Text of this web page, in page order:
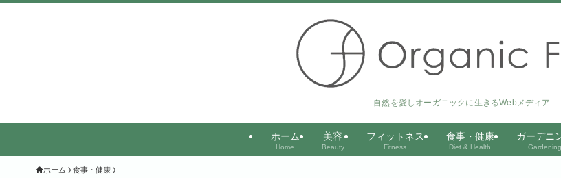
自然を愛しオーガニックに生きるWebメディア
ホーム
Home
美容
Beauty
フィットネス
Fitness
食事・健康
Diet & Health
ガーデニ
Gardening
ホーム 食事・健康